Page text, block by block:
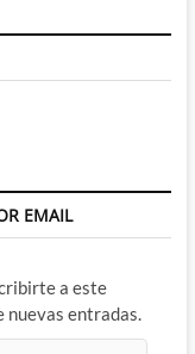
EMAIL
a este
nuevas entradas.